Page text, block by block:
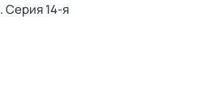
. Серия 14-я